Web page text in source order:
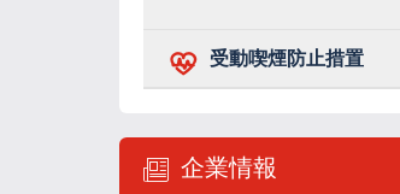
受動喫煙防止措置
企業情報